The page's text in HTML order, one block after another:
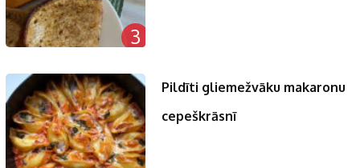
3
Pildīti gliemežvāku makaronu
cepeškrāsnī